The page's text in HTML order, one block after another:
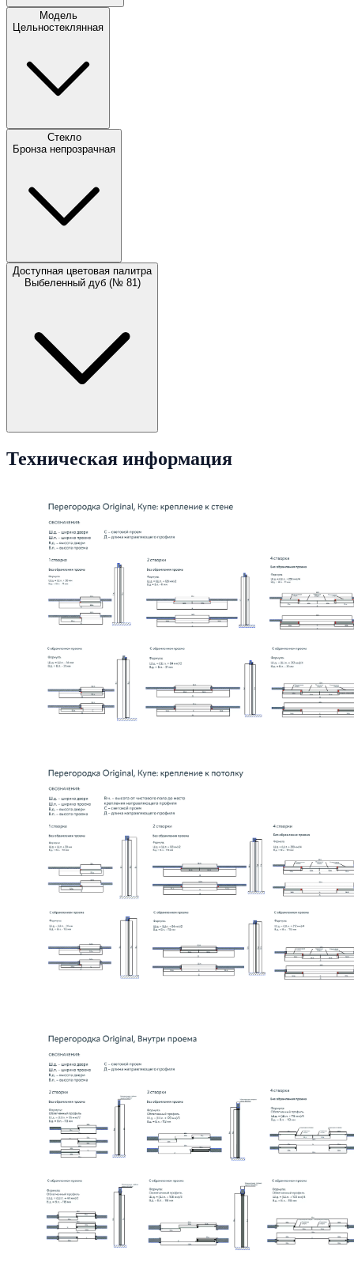
Модель
Цельностеклянная
Стекло
Бронза непрозрачная
Доступная цветовая палитра
Выбеленный дуб (№ 81)
Техническая информация